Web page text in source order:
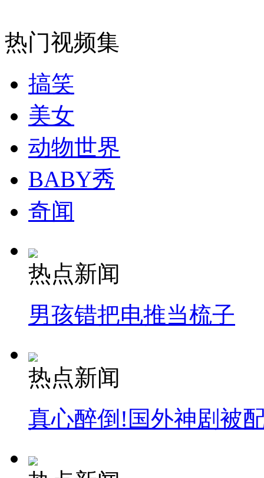
走！跟着总书记去植树
消防员救轻生者
纽约上演“枕头大战”
司机酒驾遇交警 急速倒车逃窜
热门视频集
搞笑
美女
动物世界
BABY秀
奇闻
热点新闻
男孩错把电推当梳子
热点新闻
真心醉倒!国外神剧被